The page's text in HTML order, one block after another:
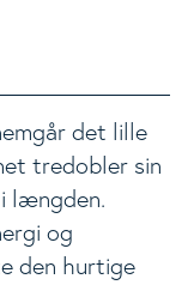
det lille
tredobler sin
længden.
og
den hurtige